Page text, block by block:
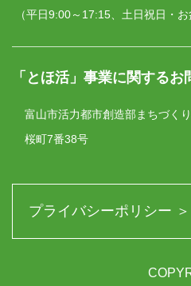
（平日9:00～17:15、土日祝日・
「とほ活」事業に関するお
富山市活力都市創造部まちづく
桜町7番38号
プライバシーポリシー ＞